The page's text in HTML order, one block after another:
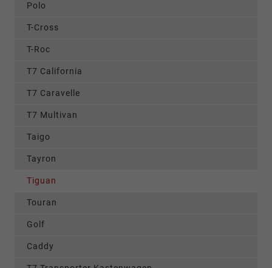
Polo
T-Cross
T-Roc
T7 California
T7 Caravelle
T7 Multivan
Taigo
Tayron
Tiguan
Touran
Golf
Caddy